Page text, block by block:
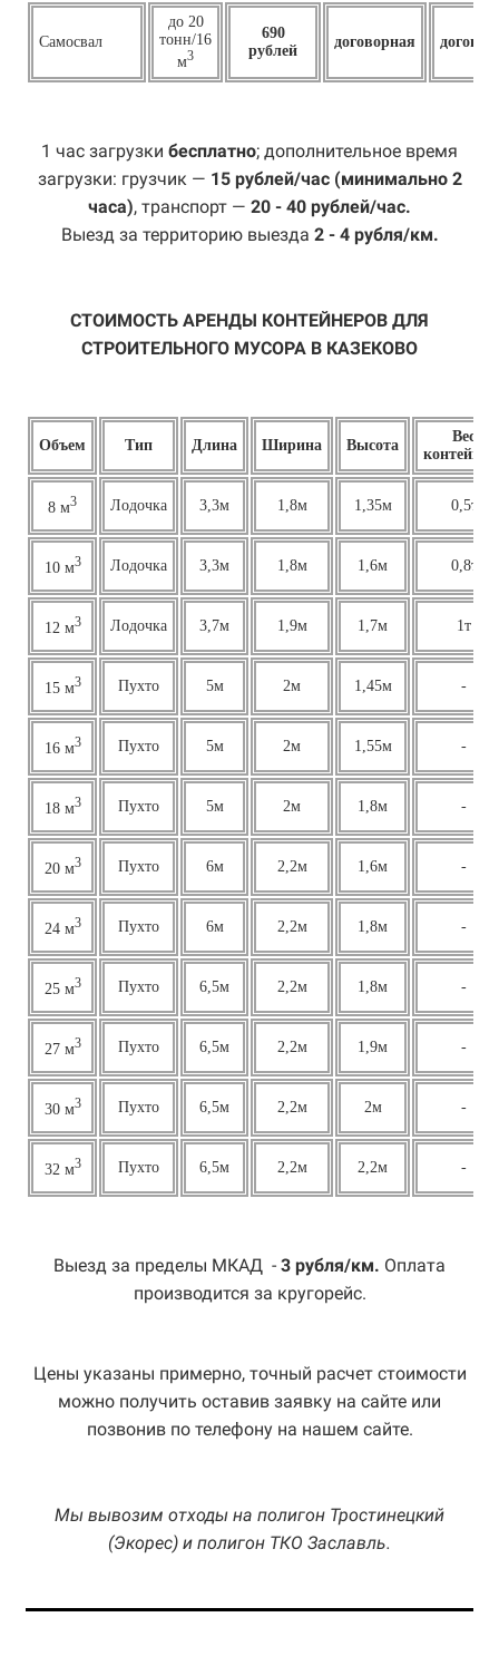
Самосвал
до 20
тонн/16
м3
690
рублей
договорная
1 час загрузки бесплатно; дополнительное время
загрузки: грузчик — 15 рублей/час (минимально 2
часа), транспорт — 20 - 40 рублей/час.
Выезд за территорию выезда 2 - 4 рубля/км.
СТОИМОСТЬ АРЕНДЫ КОНТЕЙНЕРОВ ДЛЯ
СТРОИТЕЛЬНОГО МУСОРА В КАЗЕКОВО
Объем Тип Длина Ширина Высота
Вес
8 м3 Лодочка 3,3м 1,8м 1,35м 0,5т
10 м3 Лодочка 3,3м 1,8м 1,6м 0,8т
12 м3 Лодочка 3,7м 1,9м 1,7м 1т
15 м3 Пухто 5м 2м 1,45м -
16 м3 Пухто 5м 2м 1,55м -
18 м3 Пухто 5м 2м 1,8м -
20 м3 Пухто 6м 2,2м 1,6м -
24 м3 Пухто 6м 2,2м 1,8м -
25 м3 Пухто 6,5м 2,2м 1,8м -
27 м3 Пухто 6,5м 2,2м 1,9м -
30 м3 Пухто 6,5м 2,2м 2м -
32 м3 Пухто 6,5м 2,2м 2,2м -
Выезд за пределы МКАД - 3 рубля/км. Оплата
производится за кругорейс.
Цены указаны примерно, точный расчет стоимости
можно получить оставив заявку на сайте или
позвонив по телефону на нашем сайте.
Мы вывозим отходы на полигон Тростинецкий
(Экорес) и полигон ТКО Заславль.